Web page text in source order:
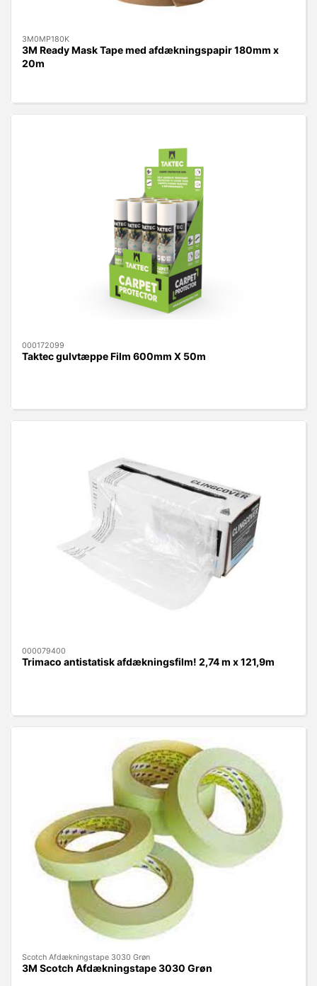
3M0MP180K
3M Ready Mask Tape med afdækningspapir 180mm x
20m
000172099
Taktec gulvtæppe Film 600mm X 50m
000079400
Trimaco antistatisk afdækningsfilm! 2,74 m x 121,9m
Scotch Afdækningstape 3030 Grøn
3M Scotch Afdækningstape 3030 Grøn